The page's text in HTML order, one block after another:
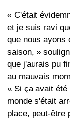
« C'était
et je suis ravi
que nous ayons
saison, »
que j'aurais pu
au mauvais
« Si ça avait été
monde s'était
place, peut-être